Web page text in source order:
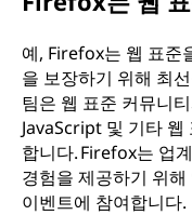
예, Firefox는 웹 표준
을 보장하기 위해 최
팀은 웹 표준 커뮤니
JavaScript 및 기타
합니다. Firefox는 업
경험을 제공하기 위
이벤트에 참여합니다.